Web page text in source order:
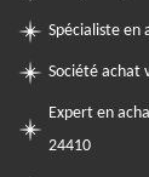
Spécialiste en
Société achat
Expert en
24410